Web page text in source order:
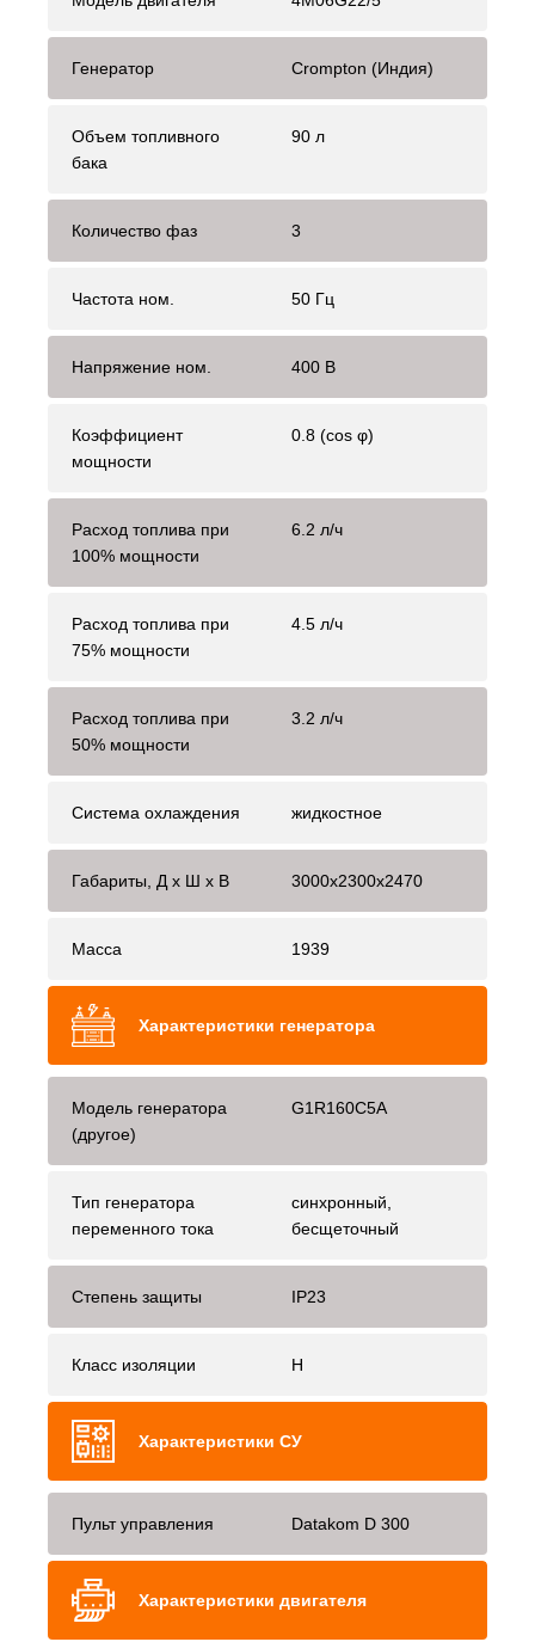
Генератор Crompton (Индия)
Объем топливного
бака
90 л
Количество фаз 3
Частота ном. 50 Гц
Напряжение ном. 400 В
Коэффициент
мощности
0.8 (cos φ)
Расход топлива при
100% мощности
6.2 л/ч
Расход топлива при
75% мощности
4.5 л/ч
Расход топлива при
50% мощности
3.2 л/ч
Система охлаждения жидкостное
Габариты, Д x Ш x В 3000x2300x2470
Масса 1939
Характеристики генератора
Модель генератора
(другое)
G1R160C5A
Тип генератора
переменного тока
синхронный,
бесщеточный
Степень защиты IP23
Класс изоляции H
Характеристики СУ
Пульт управления Datakom D 300
Характеристики двигателя